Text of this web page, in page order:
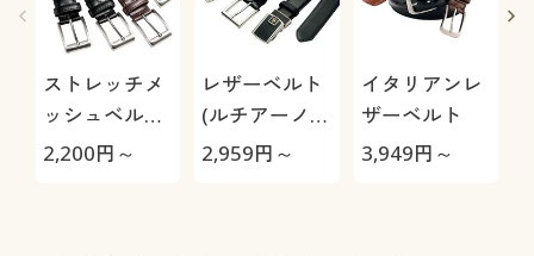
ストレッチメ
ッシュベルト
(CUPC)
2,200円～
レザーベルト
(ルチアーノ
バレンチノ)
2,959円～
イタリアンレ
ザーベルト
3,949円～